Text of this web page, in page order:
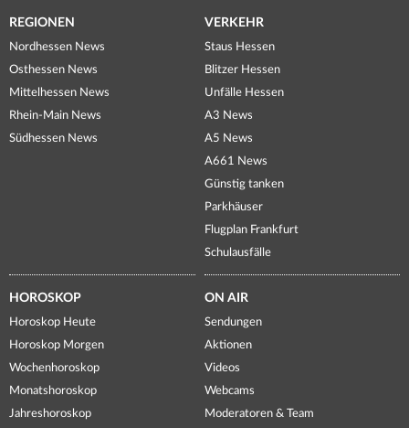
REGIONEN
Nordhessen News
Osthessen News
Mittelhessen News
Rhein-Main News
Südhessen News
VERKEHR
Staus Hessen
Blitzer Hessen
Unfälle Hessen
A3 News
A5 News
A661 News
Günstig tanken
Parkhäuser
Flugplan Frankfurt
Schulausfälle
HOROSKOP
Horoskop Heute
Horoskop Morgen
Wochenhoroskop
Monatshoroskop
Jahreshoroskop
ON AIR
Sendungen
Aktionen
Videos
Webcams
Moderatoren & Team